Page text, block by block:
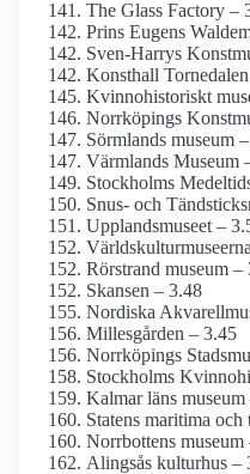
The Glass Factory –
Prins Eugens
Sven-Harrys
Konsthall
Kvinnohistoriskt
Norrköpings
Sörmlands museum
Värmlands Museum
Stockholms
Snus- och
Upplands­museet –
Rörstrand museum –
Skansen – 3.48
Nordiska
Millesgården – 3.45
Norrköpings
Stockholms
Kalmar läns
Statens maritima
Norrbottens museum
Alingsås kulturhus –